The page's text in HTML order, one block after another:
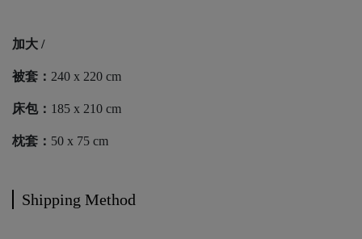
加大 /
被套： 240 x 220 cm
床包： 185 x 210 cm
枕套： 50 x 75 cm
Shipping Method